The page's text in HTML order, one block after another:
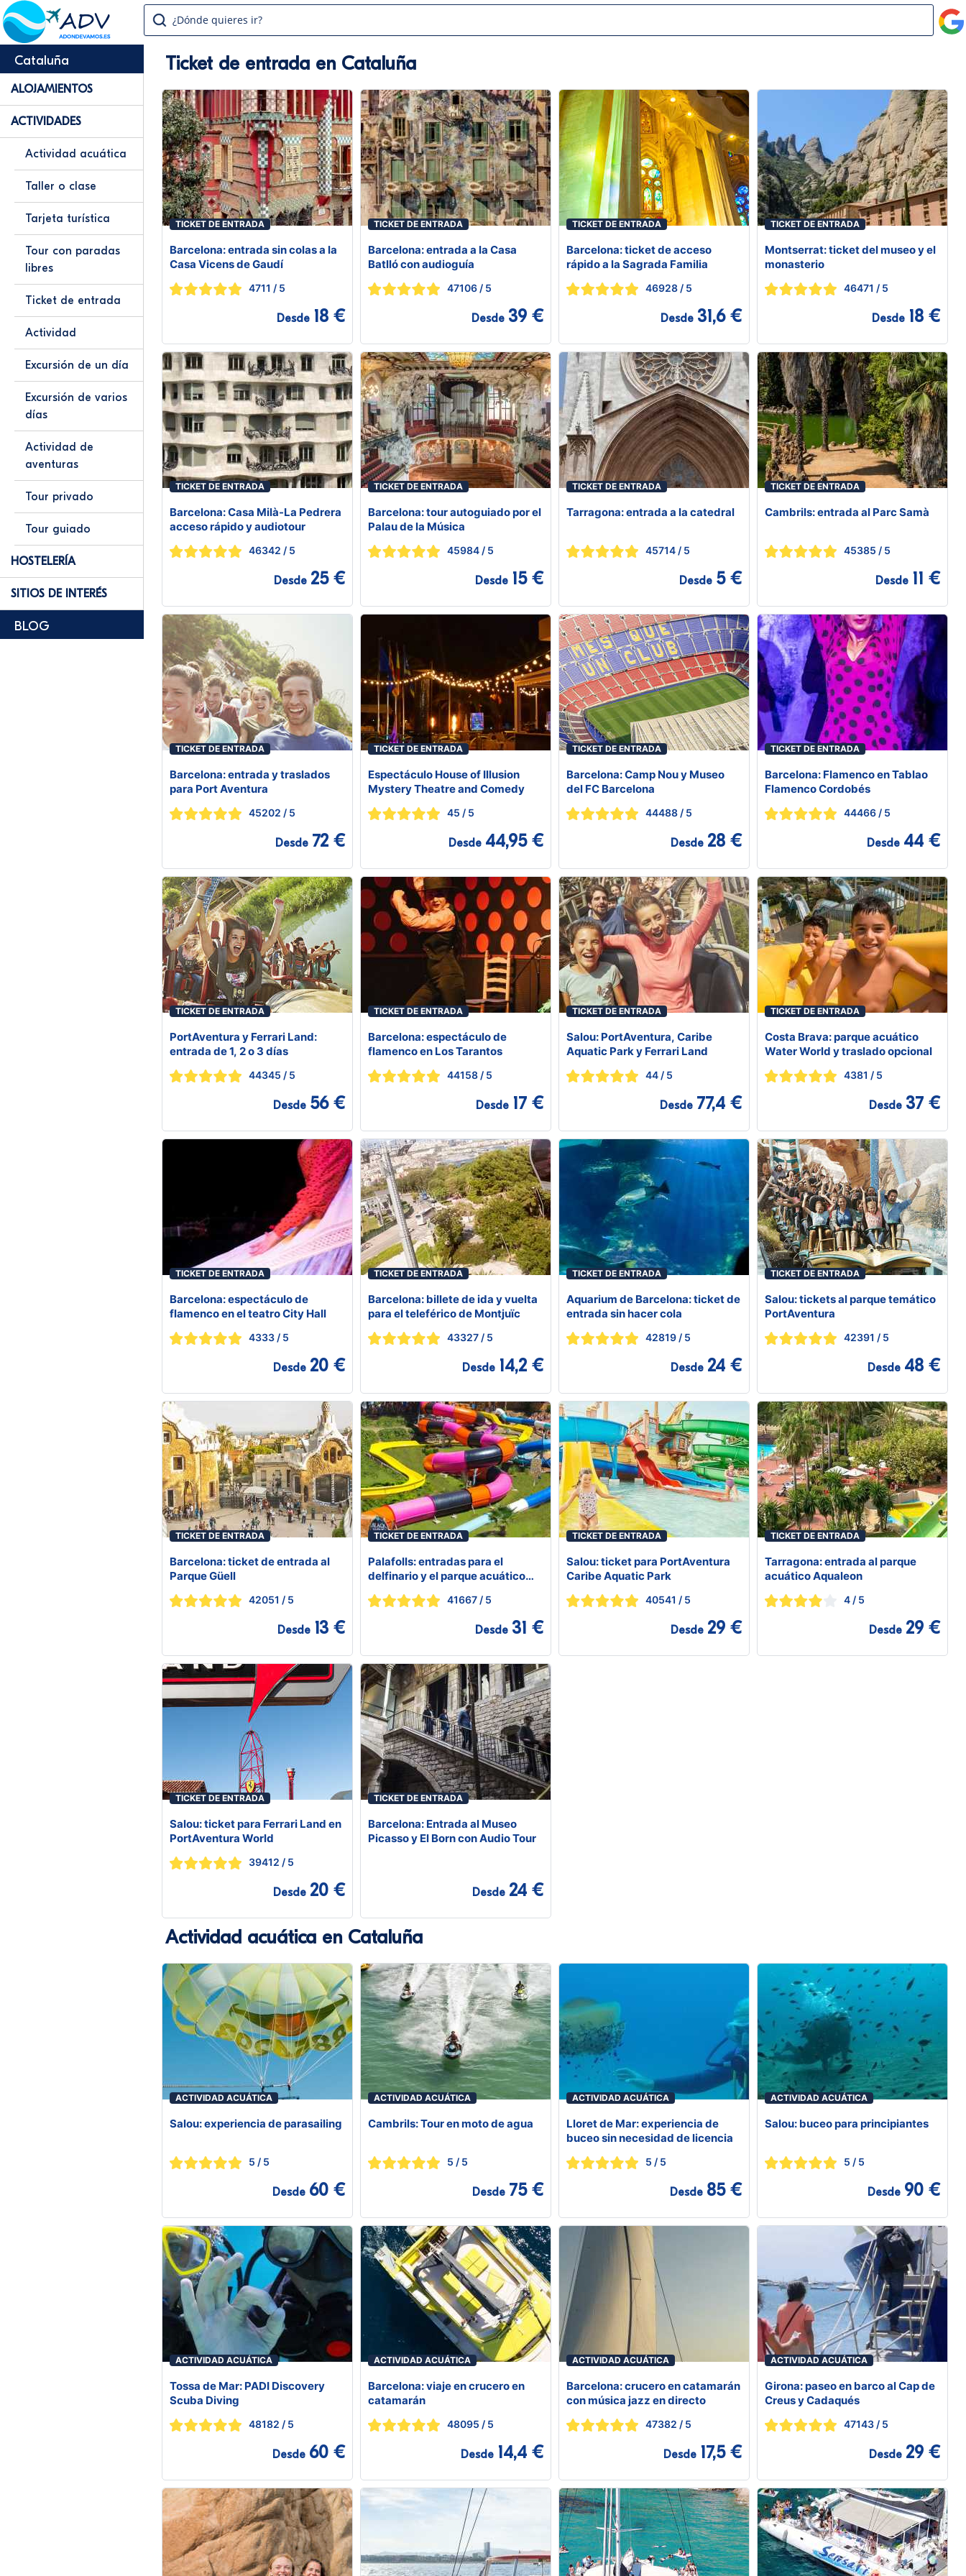
¿Dónde quieres ir?
Cataluña
ALOJAMIENTOS
ACTIVIDADES
Actividad acuática
Taller o clase
Tarjeta turística
Tour con paradas
libres
Ticket de entrada
Actividad
Excursión de un día
Excursión de varios
días
Actividad de
aventuras
Tour privado
Tour guiado
HOSTELERÍA
SITIOS DE INTERÉS
BLOG
Ticket de entrada en Cataluña
TICKET DE ENTRADA
Barcelona: entrada sin colas a la
Casa Vicens de Gaudí
4711 / 5
Desde 18 €
TICKET DE ENTRADA
Barcelona: entrada a la Casa
Batlló con audioguía
47106 / 5
Desde 39 €
TICKET DE ENTRADA
Barcelona: ticket de acceso
rápido a la Sagrada Familia
46928 / 5
Desde 31,6 €
TICKET DE ENTRADA
Montserrat: ticket del museo y el
monasterio
46471 / 5
Desde 18 €
TICKET DE ENTRADA
Barcelona: Casa Milà-La Pedrera
acceso rápido y audiotour
46342 / 5
Desde 25 €
TICKET DE ENTRADA
Barcelona: tour autoguiado por el
Palau de la Música
45984 / 5
Desde 15 €
TICKET DE ENTRADA
Tarragona: entrada a la catedral
45714 / 5
Desde 5 €
TICKET DE ENTRADA
Cambrils: entrada al Parc Samà
45385 / 5
Desde 11 €
TICKET DE ENTRADA
Barcelona: entrada y traslados
para Port Aventura
45202 / 5
Desde 72 €
TICKET DE ENTRADA
Espectáculo House of Illusion
Mystery Theatre and Comedy
45 / 5
Desde 44,95 €
TICKET DE ENTRADA
Barcelona: Camp Nou y Museo
del FC Barcelona
44488 / 5
Desde 28 €
TICKET DE ENTRADA
Barcelona: Flamenco en Tablao
Flamenco Cordobés
44466 / 5
Desde 44 €
TICKET DE ENTRADA
PortAventura y Ferrari Land:
entrada de 1, 2 o 3 días
44345 / 5
Desde 56 €
TICKET DE ENTRADA
Barcelona: espectáculo de
flamenco en Los Tarantos
44158 / 5
Desde 17 €
TICKET DE ENTRADA
Salou: PortAventura, Caribe
Aquatic Park y Ferrari Land
44 / 5
Desde 77,4 €
TICKET DE ENTRADA
Costa Brava: parque acuático
Water World y traslado opcional
4381 / 5
Desde 37 €
TICKET DE ENTRADA
Barcelona: espectáculo de
flamenco en el teatro City Hall
4333 / 5
Desde 20 €
TICKET DE ENTRADA
Barcelona: billete de ida y vuelta
para el teleférico de Montjuïc
43327 / 5
Desde 14,2 €
TICKET DE ENTRADA
Aquarium de Barcelona: ticket de
entrada sin hacer cola
42819 / 5
Desde 24 €
TICKET DE ENTRADA
Salou: tickets al parque temático
PortAventura
42391 / 5
Desde 48 €
TICKET DE ENTRADA
Barcelona: ticket de entrada al
Parque Güell
42051 / 5
Desde 13 €
TICKET DE ENTRADA
Palafolls: entradas para el
delfinario y el parque acuático
41667 / 5
Desde 31 €
TICKET DE ENTRADA
Salou: ticket para PortAventura
Caribe Aquatic Park
40541 / 5
Desde 29 €
TICKET DE ENTRADA
Tarragona: entrada al parque
acuático Aqualeon
4 / 5
Desde 29 €
TICKET DE ENTRADA
Salou: ticket para Ferrari Land en
PortAventura World
39412 / 5
Desde 20 €
TICKET DE ENTRADA
Barcelona: Entrada al Museo
Picasso y El Born con Audio Tour
Desde 24 €
Actividad acuática en Cataluña
ACTIVIDAD ACUÁTICA
Salou: experiencia de parasailing
5 / 5
Desde 60 €
ACTIVIDAD ACUÁTICA
Cambrils: Tour en moto de agua
5 / 5
Desde 75 €
ACTIVIDAD ACUÁTICA
Lloret de Mar: experiencia de
buceo sin necesidad de licencia
5 / 5
Desde 85 €
ACTIVIDAD ACUÁTICA
Salou: buceo para principiantes
5 / 5
Desde 90 €
ACTIVIDAD ACUÁTICA
Tossa de Mar: PADI Discovery
Scuba Diving
48182 / 5
Desde 60 €
ACTIVIDAD ACUÁTICA
Barcelona: viaje en crucero en
catamarán
48095 / 5
Desde 14,4 €
ACTIVIDAD ACUÁTICA
Barcelona: crucero en catamarán
con música jazz en directo
47382 / 5
Desde 17,5 €
ACTIVIDAD ACUÁTICA
Girona: paseo en barco al Cap de
Creus y Cadaqués
47143 / 5
Desde 29 €